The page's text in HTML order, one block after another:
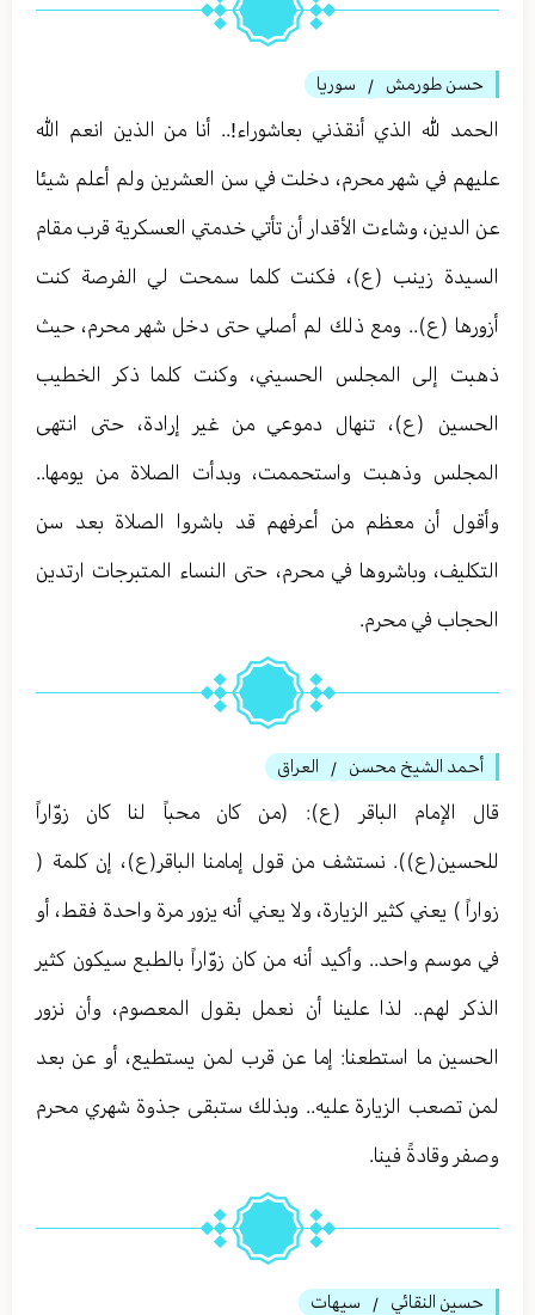
حسن طورمش / سوريا
الحمد لله الذي أنقذني بعاشوراء!.. أنا من الذين انعم الله
عليهم في شهر محرم، دخلت في سن العشرين ولم أعلم شيئا
عن الدين، وشاءت الأقدار أن تأتي خدمتي العسكرية قرب مقام
السيدة زينب (ع)، فكنت كلما سمحت لي الفرصة كنت
أزورها (ع).. ومع ذلك لم أصلي حتى دخل شهر محرم، حيث
ذهبت إلى المجلس الحسيني، وكنت كلما ذكر الخطيب
الحسين (ع)، تنهال دموعي من غير إرادة، حتى انتهى
المجلس وذهبت واستحممت، وبدأت الصلاة من يومها..
وأقول أن معظم من أعرفهم قد باشروا الصلاة بعد سن
التكليف، وباشروها في محرم، حتى النساء المتبرجات ارتدين
الحجاب في محرم.
أحمد الشيخ محسن / العراق
قال الإمام الباقر (ع): (من كان محباً لنا كان زوّاراً
للحسين(ع)). نستشف من قول إمامنا الباقر(ع)، إن كلمة (
زواراً ) يعني كثير الزيارة، ولا يعني أنه يزور مرة واحدة فقط، أو
في موسم واحد.. وأكيد أنه من كان زوّاراً بالطبع سيكون كثير
الذكر لهم.. لذا علينا أن نعمل بقول المعصوم، وأن نزور
الحسين ما استطعنا: إما عن قرب لمن يستطيع، أو عن بعد
لمن تصعب الزيارة عليه.. وبذلك ستبقى جذوة شهري محرم
وصفر وقادةً فينا.
حسين النقائي / سيهات